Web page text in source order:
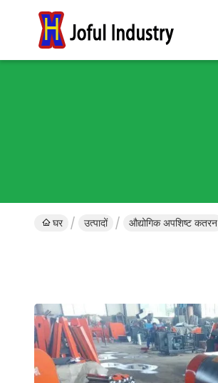
घर उत्पादों औद्योगिक अपशिष्ट कतरन